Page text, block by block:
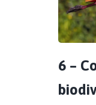
6 –